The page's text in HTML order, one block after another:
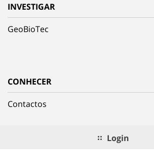
INVESTIGAR
GeoBioTec
CONHECER
Contactos
Login